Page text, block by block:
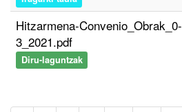
Hitzarmena-Convenio_Obrak_0-
3_2021.pdf
Diru-laguntzak